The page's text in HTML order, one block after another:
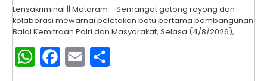
Lensakriminal || Mataram— Semangat gotong royong dan
kolaborasi mewarnai peletakan batu pertama pembangunan
Balai Kemitraan Polri dan Masyarakat, Selasa (4/8/2026),…
WhatsAppFacebook
Email